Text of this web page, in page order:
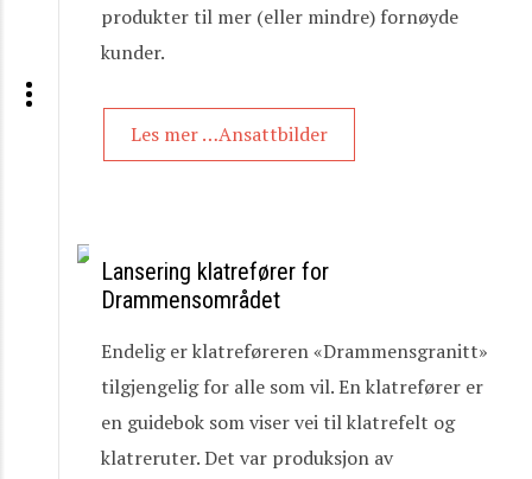
produkter til mer (eller mindre) fornøyde
kunder.
Les mer …Ansattbilder
Lansering klatrefører for
Drammensområdet
Endelig er klatreføreren «Drammensgranitt»
tilgjengelig for alle som vil. En klatrefører er
en guidebok som viser vei til klatrefelt og
klatreruter. Det var produksjon av